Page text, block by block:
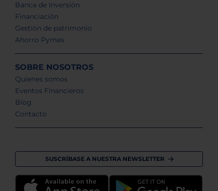
Banca de Inversión
Financiación
Gestión de patrimonio
Ahorro Pymes
SOBRE NOSOTROS
Quienes somos
Eventos Financieros
Blog
Contacto
SUSCRÍBASE A NUESTRA NEWSLETTER